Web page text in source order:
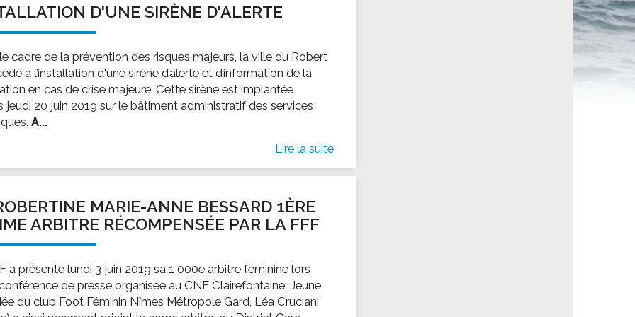
EMPLOI
Offres d'emploi
SOCIAL-SOLIDARITÉ
Les aides sociales
Logement
Bornes de collecte de l'ACISE
locale
et le lycée
local des jeunes
scolaire
maternelles et primaire
famille
maternelles
LE SERVICE CULTURELGuide des activités sportives
D'UNE SIRÈNE D'ALERTE
cadre de la prévention des risques majeurs, la ville du Robert
à l’installation d'une sirène d’alerte et d’information de la
en cas de crise majeure. Cette sirène est implantée
jeudi 20 juin 2019 sur le bâtiment administratif des services
A...
Lire la suite
MARIE-ANNE BESSARD 1ÈRE
ARBITRE RÉCOMPENSÉE PAR LA FFF
a présenté lundi 3 juin 2019 sa 1 000e arbitre féminine lors
conférence de presse organisée au CNF Clairefontaine. Jeune
du club Foot Féminin Nîmes Métropole Gard, Léa Cruciani